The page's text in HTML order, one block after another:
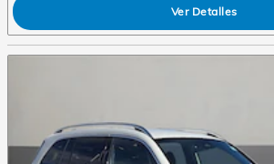
Ver Detalles